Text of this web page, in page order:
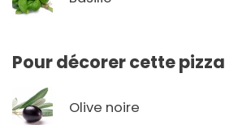
Pour décorer cette pizza
Olive noire